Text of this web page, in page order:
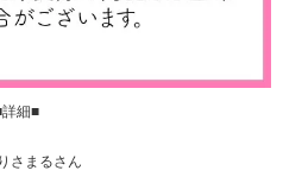
細■
さまるさん